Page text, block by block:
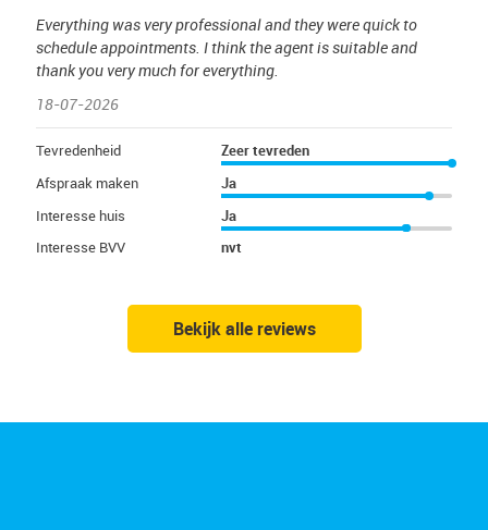
Everything was very professional and they were quick to
schedule appointments. I think the agent is suitable and
thank you very much for everything.
18-07-2026
Tevredenheid
Zeer tevreden
Afspraak maken
Ja
Interesse huis
Ja
Interesse BVV
nvt
Bekijk alle reviews